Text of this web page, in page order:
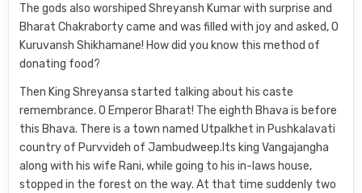
The gods also worshiped Shreyansh Kumar with surprise and
Bharat Chakraborty came and was filled with joy and asked, O
Kuruvansh Shikhamane! How did you know this method of
donating food?
Then King Shreyansa started talking about his caste
remembrance. O Emperor Bharat! The eighth Bhava is before
this Bhava. There is a town named Utpalkhet in Pushkalavati
country of Purvvideh of Jambudweep.Its king Vangajangha
along with his wife Rani, while going to his in-laws house,
stopped in the forest on the way. At that time suddenly two